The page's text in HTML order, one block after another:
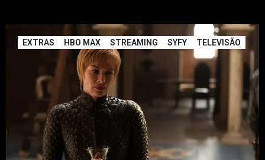
EXTRAS HBO MAX STREAMING SYFY TELEVISÃO